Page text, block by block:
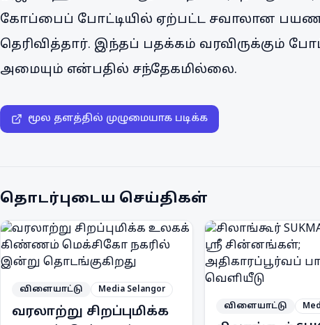
கோப்பைப் போட்டியில் ஏற்பட்ட சவாலான
தெரிவித்தார். இந்தப் பதக்கம் வரவிருக்கும்
அமையும் என்பதில் சந்தேகமில்லை.
மூல தளத்தில் முழுமையாக படிக்க
தொடர்புடைய செய்திகள்
விளையாட்டு Media Selangor
வரலாற்று சிறப்புமிக்க
விளையாட்டு